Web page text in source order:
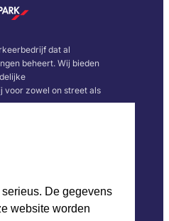
De gegevens
website worden
dat al
beheert. Wij bieden
voor zowel on street als